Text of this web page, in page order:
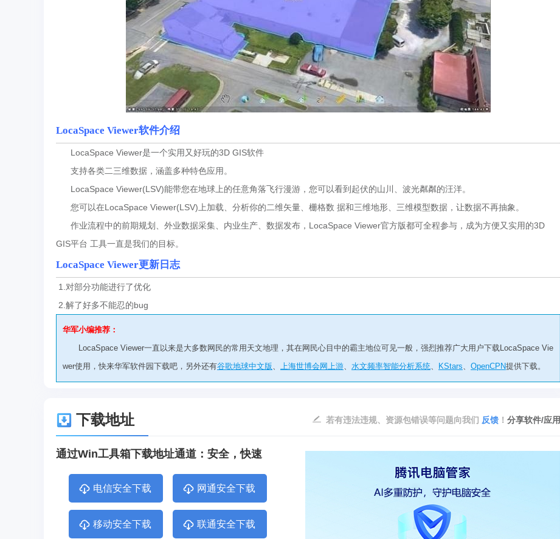
LocaSpace Viewer软件介绍
LocaSpace Viewer是一个实用又好玩的3D GIS软件
支持各类二三维数据，涵盖多种特色应用。
LocaSpace Viewer(LSV)能带您在地球上的任意角落飞行漫游，您可以看到起伏的山川、波光粼粼的汪洋。
您可以在LocaSpace Viewer(LSV)上加载、分析你的二维矢量、栅格数 据和三维地形、三维模型数据，让数据不再抽象。
作业流程中的前期规划、外业数据采集、内业生产、数据发布，LocaSpace Viewer官方版都可全程参与，成为方便又实用的3D
GIS平台 工具一直是我们的目标。
LocaSpace Viewer更新日志
1.对部分功能进行了优化
2.解了好多不能忍的bug
华军小编推荐：
LocaSpace Viewer一直以来是大多数网民的常用天文地理，其在网民心目中的霸主地位可见一般，强烈推荐广大用户下载LocaSpace Vie
wer使用，快来华军软件园下载吧，另外还有谷歌地球中文版、 上海世博会网上游、 水文频率智能分析系统、 KStars、 OpenCPN提供下载。
下载地址 分享软件/应用
若有违法违规、资源包错误等问题向我们 反馈 ！
通过Win工具箱下载地址通道：安全，快速
电信安全下载 网通安全下载
移动安全下载 联通安全下载